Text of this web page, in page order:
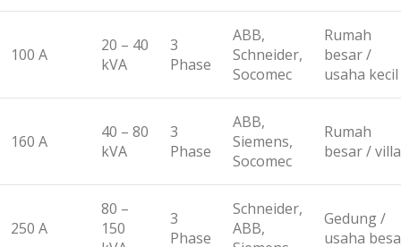
100 A
20 – 40
kVA
3
Phase
ABB,
Schneider,
Socomec
Rumah
besar /
usaha kecil
160 A
40 – 80
kVA
3
Phase
ABB,
Siemens,
Socomec
Rumah
besar / villa
250 A
80 –
150
3
Phase
Schneider,
ABB,
Gedung /
usaha